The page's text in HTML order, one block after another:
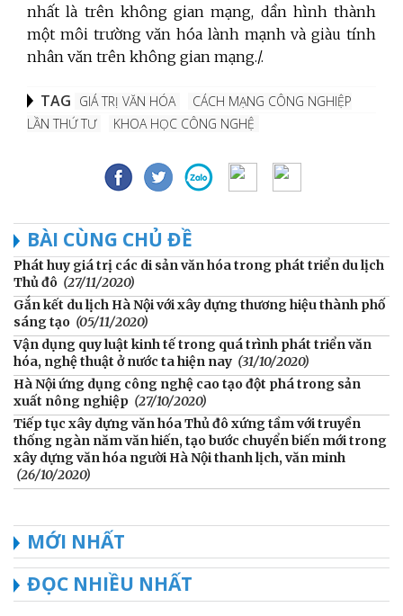
nhất là trên không gian mạng, dần hình thành
một môi trường văn hóa lành mạnh và giàu tính
nhân văn trên không gian mạng./.
TAG GIÁ TRỊ VĂN HÓA
CÁCH MẠNG CÔNG NGHIỆP
LẦN THỨ TƯ
KHOA HỌC CÔNG NGHỆ
BÀI CÙNG CHỦ ĐỀ
Phát huy giá trị các di sản văn hóa trong phát triển du lịch
Thủ đô (27/11/2020)
Gắn kết du lịch Hà Nội với xây dựng thương hiệu thành phố
sáng tạo (05/11/2020)
Vận dụng quy luật kinh tế trong quá trình phát triển văn
hóa, nghệ thuật ở nước ta hiện nay (31/10/2020)
Hà Nội ứng dụng công nghệ cao tạo đột phá trong sản
xuất nông nghiệp (27/10/2020)
Tiếp tục xây dựng văn hóa Thủ đô xứng tầm với truyền
thống ngàn năm văn hiến, tạo bước chuyển biến mới trong
xây dựng văn hóa người Hà Nội thanh lịch, văn minh
(26/10/2020)
MỚI NHẤT
ĐỌC NHIỀU NHẤT